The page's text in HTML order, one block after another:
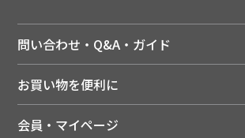
問い合わせ・Q&A・ガイド
ご利用ガイド
お買い物を便利に
季節のカタログを無料でお届け
会員・マイページ